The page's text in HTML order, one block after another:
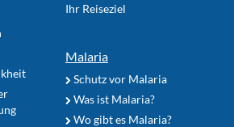
Ihr Reiseziel
Malaria
Schutz vor Malaria
Was ist Malaria?
Wo gibt es Malaria?